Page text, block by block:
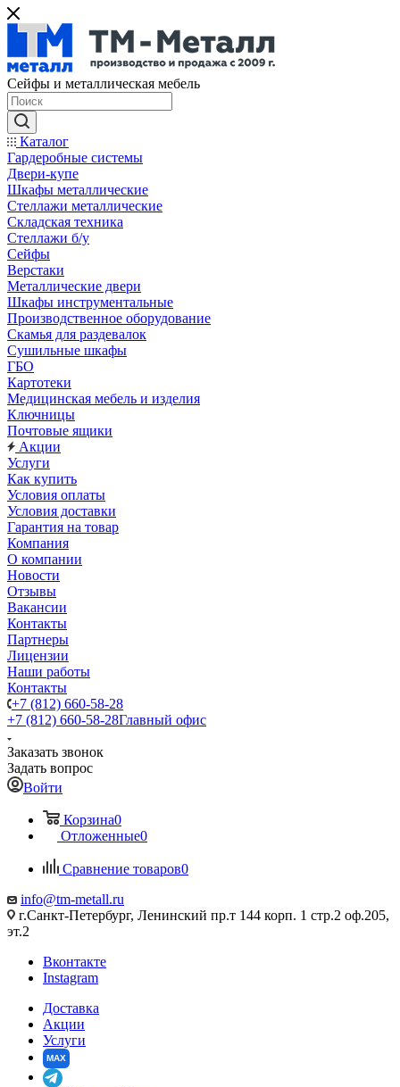
Сейфы и металлическая мебель
Каталог
Гардеробные системы
Двери-купе
Шкафы металлические
Стеллажи металлические
Складская техника
Стеллажи б/у
Сейфы
Верстаки
Металлические двери
Шкафы инструментальные
Производственное оборудование
Скамья для раздевалок
Сушильные шкафы
ГБО
Картотеки
Медицинская мебель и изделия
Ключницы
Почтовые ящики
Акции
Услуги
Как купить
Условия оплаты
Условия доставки
Гарантия на товар
Компания
О компании
Новости
Отзывы
Вакансии
Контакты
Партнеры
Лицензии
Наши работы
Контакты
+7 (812) 660-58-28
+7 (812) 660-58-28Главный офис
Заказать звонок
Задать вопрос
Войти
Корзина0
Отложенные0
Сравнение товаров0
info@tm-metall.ru
г.Санкт-Петербург, Ленинский пр.т 144 корп. 1 стр.2 оф.205,
эт.2
Вконтакте
Instagram
Доставка
Акции
Услуги
MAX